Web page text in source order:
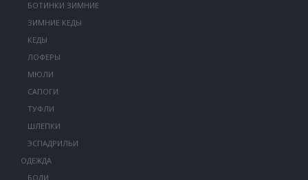
БОТИНКИ ЗИМНИЕ
ЗИМНИЕ КЕДЫ
КЕДЫ
ЛОФЕРЫ
МЮЛИ
САПОГИ
ТУФЛИ
ШЛЕПКИ
ЭСПАДРИЛЬИ
ОДЕЖДА
БОДИ